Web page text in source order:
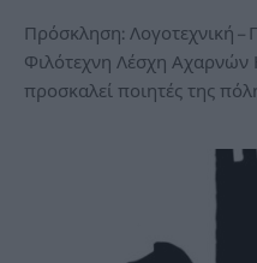
Πρόσκληση: Λογοτεχνική –
Φιλότεχνη Λέσχη
προσκαλεί ποιητές της